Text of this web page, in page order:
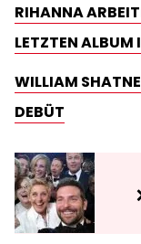
RIHANNA
LETZTEN ALBUM
WILLIAM
DEBÜT